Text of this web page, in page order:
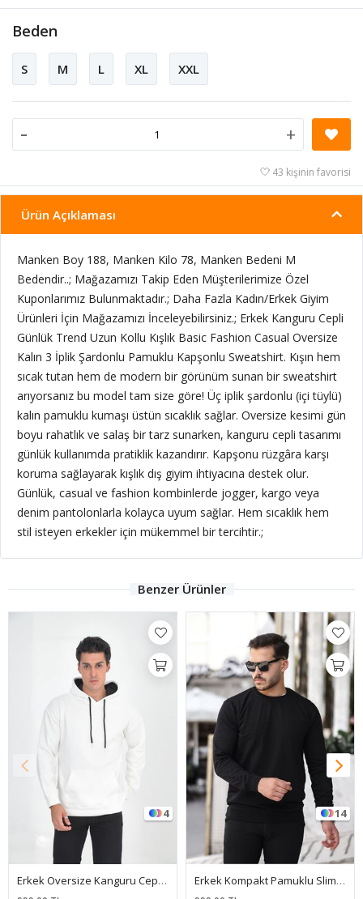
Beden
S M L XL XXL
- +
43 kişinin favorisi
Ürün Açıklaması
Manken Boy 188, Manken Kilo 78, Manken Bedeni M
Bedendir..; Mağazamızı Takip Eden Müşterilerimize Özel
Kuponlarımız Bulunmaktadır.; Daha Fazla Kadın/Erkek Giyim
Ürünleri İçin Mağazamızı İnceleyebilirsiniz.; Erkek Kanguru Cepli
Günlük Trend Uzun Kollu Kışlık Basic Fashion Casual Oversize
Kalın 3 İplik Şardonlu Pamuklu Kapşonlu Sweatshirt. Kışın hem
sıcak tutan hem de modern bir görünüm sunan bir sweatshirt
arıyorsanız bu model tam size göre! Üç iplik şardonlu (içi tüylü)
kalın pamuklu kumaşı üstün sıcaklık sağlar. Oversize kesimi gün
boyu rahatlık ve salaş bir tarz sunarken, kanguru cepli tasarımı
günlük kullanımda pratiklik kazandırır. Kapşonu rüzgâra karşı
koruma sağlayarak kışlık dış giyim ihtiyacına destek olur.
Günlük, casual ve fashion kombinlerde jogger, kargo veya
denim pantolonlarla kolayca uyum sağlar. Hem sıcaklık hem
stil isteyen erkekler için mükemmel bir tercihtir.;
Benzer Ürünler
Erkek Oversize Kanguru Cep Sweatshirt
14
Erkek Kompakt Pamuklu Slim Fit Sweatshirt